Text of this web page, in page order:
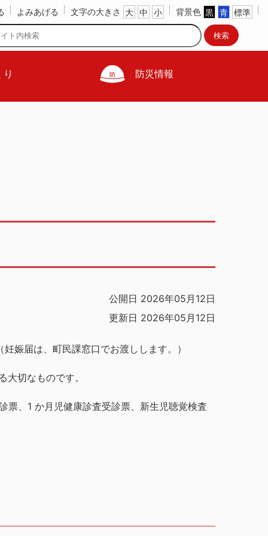
よみあげる 文字の大きさ 大 中 小 背景色 黒 青 標準
防災情報
公開日 2026年05月12日
更新日 2026年05月12日
娠届は、町民課窓口でお渡しします。）
切なものです。
票、1 か月児健康診査受診票、新生児聴覚検査